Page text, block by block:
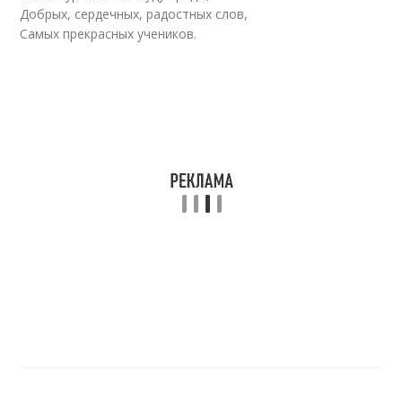
Добрых, сердечных, радостных слов,
Самых прекрасных учеников.